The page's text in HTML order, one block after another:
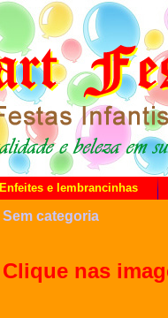
Enfeites e lembrancinhas
Sem categoria
Clique nas